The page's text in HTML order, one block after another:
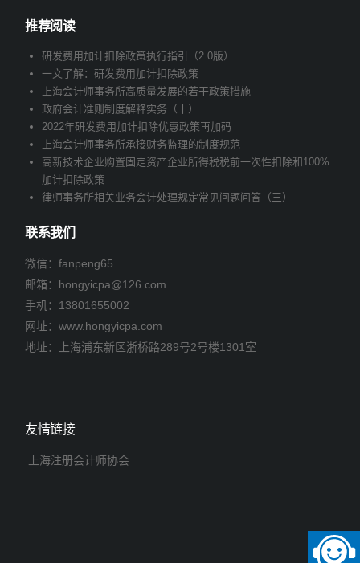
推荐阅读
研发费用加计扣除政策执行指引（2.0版）
一文了解：研发费用加计扣除政策
上海会计师事务所高质量发展的若干政策措施
政府会计准则制度解释实务（十）
2022年研发费用加计扣除优惠政策再加码
上海会计师事务所承接财务监理的制度规范
高新技术企业购置固定资产企业所得税税前一次性扣除和100%
加计扣除政策
律师事务所相关业务会计处理规定常见问题问答（三）
联系我们
微信：fanpeng65
邮箱： hongyicpa@126.com
手机： 13801655002
网址：www.hongyicpa.com
地址：上海浦东新区浙桥路289号2号楼1301室
友情链接
上海注册会计师协会